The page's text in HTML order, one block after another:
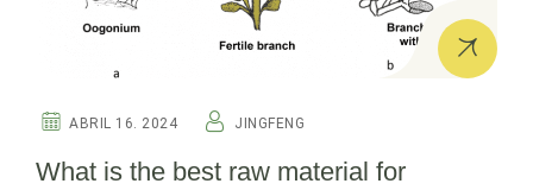
ABRIL 16. 2024 JINGFENG
What is the best raw material for